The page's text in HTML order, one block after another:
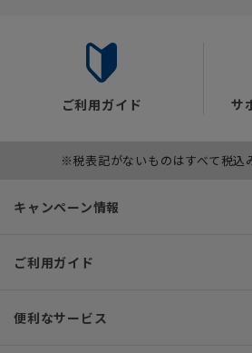
ご利用ガイド サ
※税表記がないものはすべて税込
キャンペーン情報
ご利用ガイド
便利なサービス